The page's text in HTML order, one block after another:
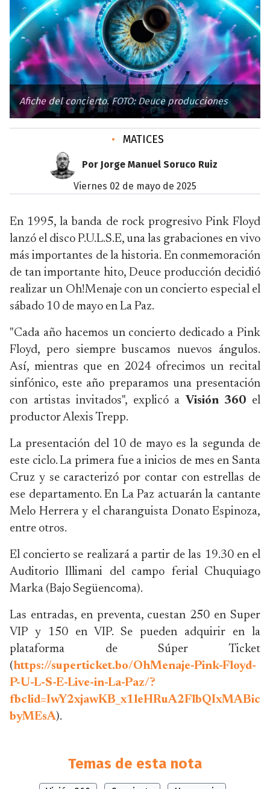
Afiche del concierto. FOTO: Deuce producciones
• MATICES
Por Jorge Manuel Soruco Ruiz
viernes 02 de mayo de 2025
En 1995, la banda de rock progresivo Pink Floyd
lanzó el disco P.U.L.S.E, una las grabaciones en vivo
más importantes de la historia. En conmemoración
de tan importante hito, Deuce producción decidió
realizar un Oh!Menaje con un concierto especial el
sábado 10 de mayo en La Paz.
"Cada año hacemos un concierto dedicado a Pink
Floyd, pero siempre buscamos nuevos ángulos.
Así, mientras que en 2024 ofrecimos un recital
sinfónico, este año preparamos una presentación
con artistas invitados", explicó a Visión 360 el
productor Alexis Trepp.
La presentación del 10 de mayo es la segunda de
este ciclo. La primera fue a inicios de mes en Santa
Cruz y se caracterizó por contar con estrellas de
ese departamento. En La Paz actuarán la cantante
Melo Herrera y el charanguista Donato Espinoza,
entre otros.
El concierto se realizará a partir de las 19.30 en el
Auditorio Illimani del campo ferial Chuquiago
Marka (Bajo Següencoma).
Las entradas, en preventa, cuestan 250 en Super
VIP y 150 en VIP. Se pueden adquirir en la
plataforma de Súper Ticket
(https://superticket.bo/OhMenaje-Pink-Floyd-
P-U-L-S-E-Live-in-La-Paz/?
byMEsA).
Temas de esta nota